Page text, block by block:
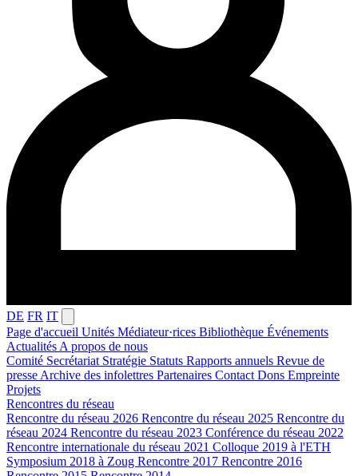
DE FR IT
Page d'accueil Unités Médiateur·rices Bibliothèque Événements
Actualités A propos de nous
Comité Secrétariat Stratégie Statuts Rapports annuels Revue de
presse Archive des infolettres Partenaires Contact Dons Empreinte
Projets
Rencontres du réseau
Rencontre du réseau 2026 Rencontre du réseau 2025 Rencontre du
réseau 2024 Rencontre du réseau 2023 Conférence du réseau 2022
Rencontre internationale du réseau 2021 Colloque 2019 à l'ETH
Symposium 2018 à Zoug Rencontre 2017 Rencontre 2016